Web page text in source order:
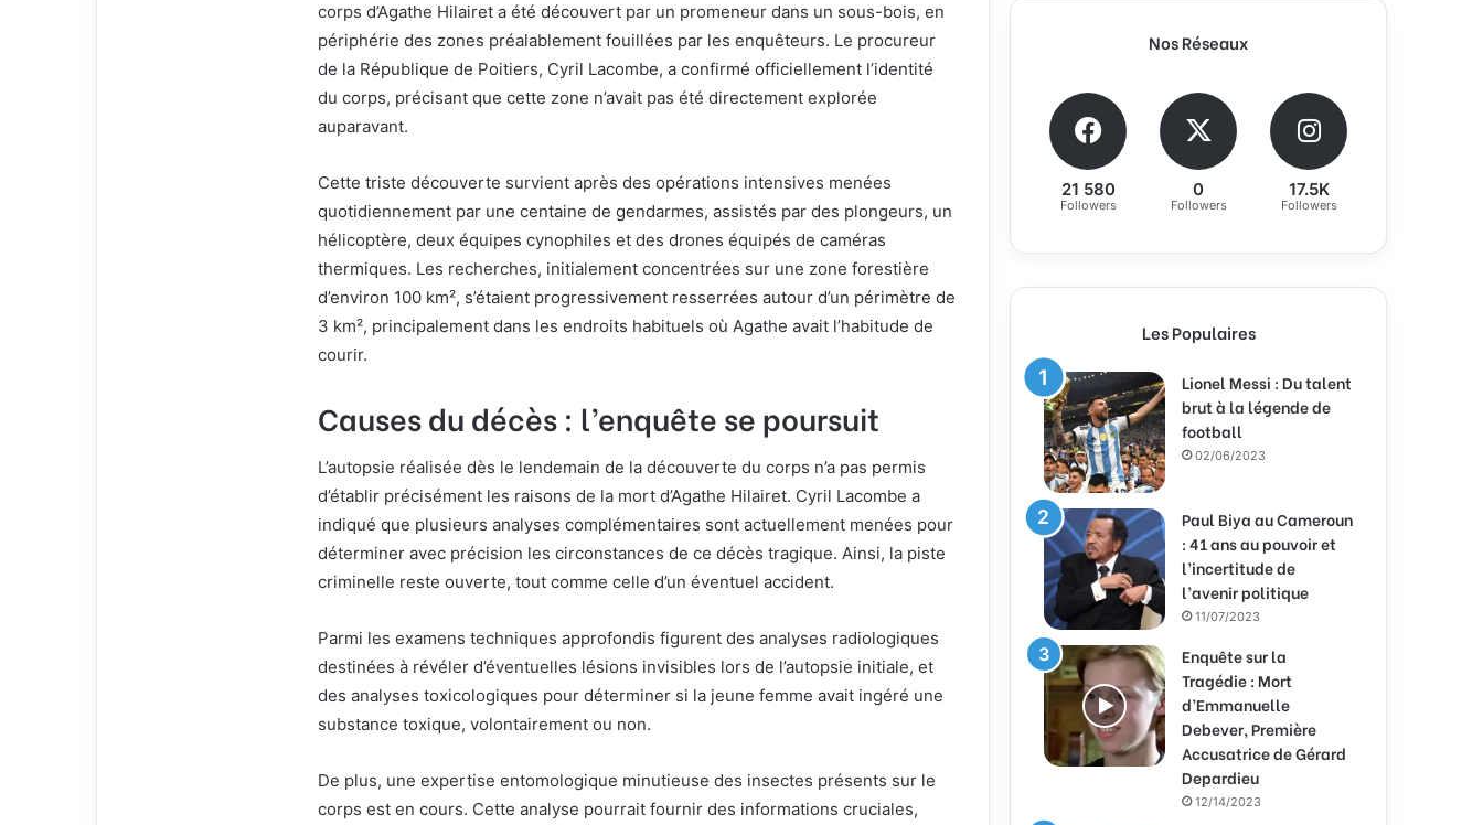
corps d’Agathe Hilairet a été découvert par un promeneur dans un sous-bois, en
périphérie des zones préalablement fouillées par les enquêteurs. Le procureur
de la République de Poitiers, Cyril Lacombe, a confirmé officiellement l’identité
du corps, précisant que cette zone n’avait pas été directement explorée
auparavant.
Cette triste découverte survient après des opérations intensives menées
quotidiennement par une centaine de gendarmes, assistés par des plongeurs, un
hélicoptère, deux équipes cynophiles et des drones équipés de caméras
thermiques. Les recherches, initialement concentrées sur une zone forestière
d’environ 100 km², s’étaient progressivement resserrées autour d’un périmètre de
3 km², principalement dans les endroits habituels où Agathe avait l’habitude de
courir.
Causes du décès : l’enquête se poursuit
L’autopsie réalisée dès le lendemain de la découverte du corps n’a pas permis
d’établir précisément les raisons de la mort d’Agathe Hilairet. Cyril Lacombe a
indiqué que plusieurs analyses complémentaires sont actuellement menées pour
déterminer avec précision les circonstances de ce décès tragique. Ainsi, la piste
criminelle reste ouverte, tout comme celle d’un éventuel accident.
Parmi les examens techniques approfondis figurent des analyses radiologiques
destinées à révéler d’éventuelles lésions invisibles lors de l’autopsie initiale, et
des analyses toxicologiques pour déterminer si la jeune femme avait ingéré une
substance toxique, volontairement ou non.
De plus, une expertise entomologique minutieuse des insectes présents sur le
corps est en cours. Cette analyse pourrait fournir des informations cruciales,
Nos Réseaux
21 580
Followers
0
Followers
17.5K
Followers
Les Populaires
Lionel Messi : Du talent
brut à la légende de
football
02/06/2023
Paul Biya au Cameroun
: 41 ans au pouvoir et
l’incertitude de
l’avenir politique
11/07/2023
Enquête sur la
Tragédie : Mort
d’Emmanuelle
Debever, Première
Accusatrice de Gérard
Depardieu
12/14/2023